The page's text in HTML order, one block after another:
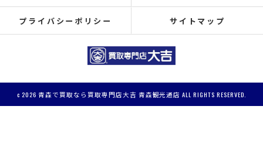
プライバシーポリシー サイトマップ
c 2026 青森で買取なら買取専門店大吉 青森観光通店 ALL RIGHTS RESERVED.